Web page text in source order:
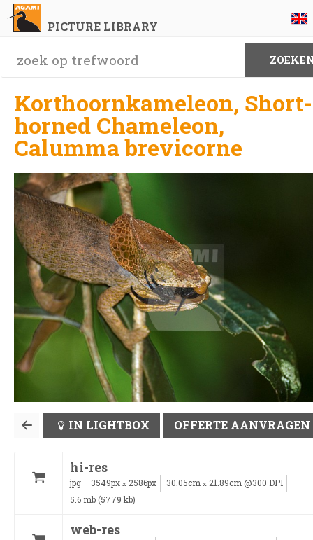
PICTURE LIBRARY
Korthoornkameleon, Short-
horned Chameleon,
Calumma brevicorne
IN LIGHTBOX OFFERTE AANVRAGEN
hi-res
jpg 3549px x 2586px 30.05cm x 21.89cm @300 DPI
5.6 mb (5779 kb)
web-res